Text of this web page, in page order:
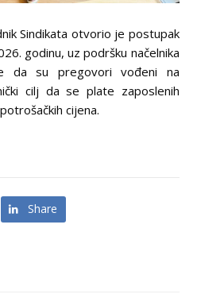
Sindikata otvorio je postupak
godinu, uz podršku načelnika
da su pregovori vođeni na
cilj da se plate zaposlenih
cijena.
Share